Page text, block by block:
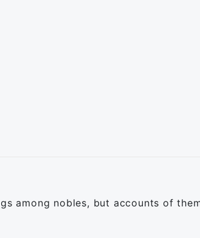
among nobles, but accounts of